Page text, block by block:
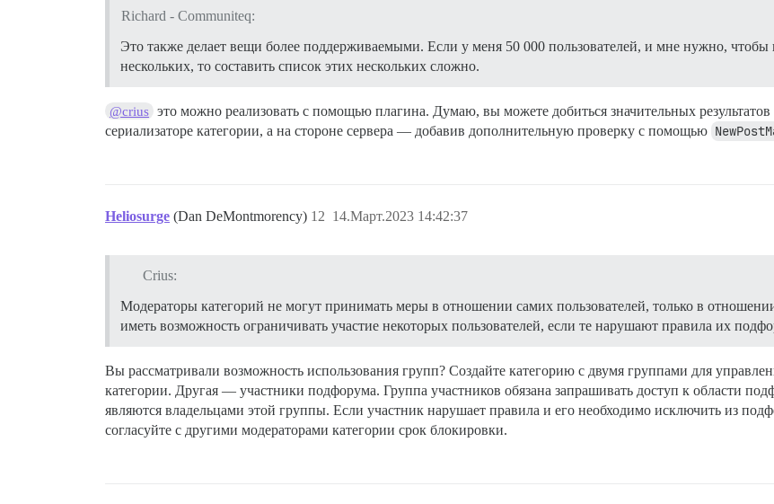
Richard - Communiteq:
Это также делает вещи более поддерживаемыми. Если у меня 50 000 пользователей, и мне нужно, чтобы
нескольких, то составить список этих нескольких сложно.
@crius это можно реализовать с помощью плагина. Думаю, вы можете добиться значительных результатов
сериализаторе категории, а на стороне сервера — добавив дополнительную проверку с помощью
Heliosurge (Dan DeMontmorency) 14.Март.2023 14:42:37
12
Crius:
Модераторы категорий не могут принимать меры в отношении самих пользователей, только в
иметь возможность ограничивать участие некоторых пользователей, если те нарушают правила их
Вы рассматривали возможность использования групп? Создайте категорию с двумя группами для
категории. Другая — участники подфорума. Группа участников обязана запрашивать доступ к области
являются владельцами этой группы. Если участник нарушает правила и его необходимо исключить из
согласуйте с другими модераторами категории срок блокировки.